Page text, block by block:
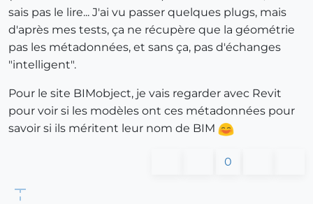
sais pas le lire... J'ai vu passer quelques plugs, mais
d'après mes tests, ça ne récupère que la géométrie
pas les métadonnées, et sans ça, pas d'échanges
"intelligent".
Pour le site BIMobject, je vais regarder avec Revit
pour voir si les modèles ont ces métadonnées pour
savoir si ils méritent leur nom de BIM
0